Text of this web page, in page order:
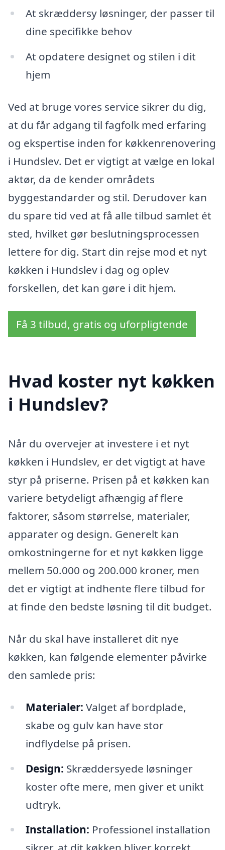
At skræddersy løsninger, der passer til
dine specifikke behov
At opdatere designet og stilen i dit
hjem
Ved at bruge vores service sikrer du dig,
at du får adgang til fagfolk med erfaring
og ekspertise inden for køkkenrenovering
i Hundslev. Det er vigtigt at vælge en lokal
aktør, da de kender områdets
byggestandarder og stil. Derudover kan
du spare tid ved at få alle tilbud samlet ét
sted, hvilket gør beslutningsprocessen
lettere for dig. Start din rejse mod et nyt
køkken i Hundslev i dag og oplev
forskellen, det kan gøre i dit hjem.
Få 3 tilbud, gratis og uforpligtende
Hvad koster nyt køkken
i Hundslev?
Når du overvejer at investere i et nyt
køkken i Hundslev, er det vigtigt at have
styr på priserne. Prisen på et køkken kan
variere betydeligt afhængig af flere
faktorer, såsom størrelse, materialer,
apparater og design. Generelt kan
omkostningerne for et nyt køkken ligge
mellem 50.000 og 200.000 kroner, men
det er vigtigt at indhente flere tilbud for
at finde den bedste løsning til dit budget.
Når du skal have installeret dit nye
køkken, kan følgende elementer påvirke
den samlede pris:
Materialer: Valget af bordplade,
skabe og gulv kan have stor
indflydelse på prisen.
Design: Skræddersyede løsninger
koster ofte mere, men giver et unikt
udtryk.
Installation: Professionel installation